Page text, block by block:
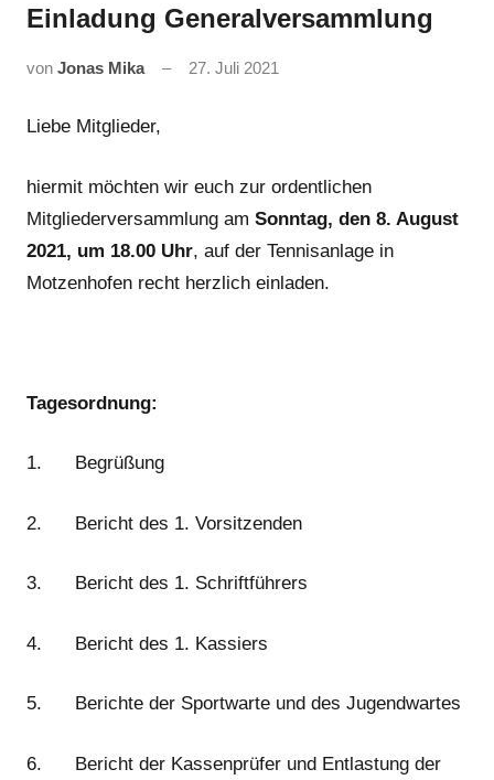
Einladung Generalversammlung
von Jonas Mika 27. Juli 2021
Liebe Mitglieder,
hiermit möchten wir euch zur ordentlichen
Mitgliederversammlung am Sonntag, den 8. August
2021, um 18.00 Uhr, auf der Tennisanlage in
Motzenhofen recht herzlich einladen.
Tagesordnung:
1. Begrüßung
2. Bericht des 1. Vorsitzenden
3. Bericht des 1. Schriftführers
4. Bericht des 1. Kassiers
5. Berichte der Sportwarte und des Jugendwartes
6. Bericht der Kassenprüfer und Entlastung der